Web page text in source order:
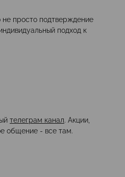
просто подтверждение
подход к
телеграм канал. Акции,
общение - все там.